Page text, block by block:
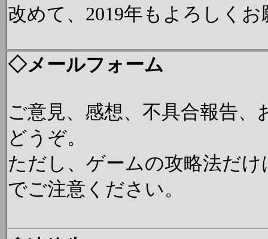
改めて、2019年もよろしく
◇メールフォーム
ご意見、感想、不具合報告
どうぞ。
ただし、ゲームの攻略法だ
でご注意ください。